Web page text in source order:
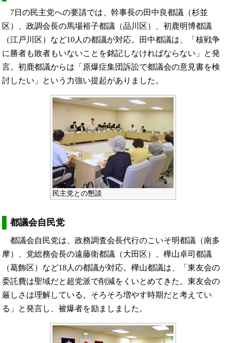
7日の民主党への要請では、幹事長の田中良都議（杉並
区）、政調会長の馬場裕子都議（品川区）、初鹿明博都議
（江戸川区）など10人の都議が対応。田中都議は、「核戦争
に勝者も敗者もいないことを銘記しなければならない」と発
言。初鹿都議からは「原爆症集団訴訟で都議会の意見書を検
討したい」という力強い提起がありました。
民主党との懇談
都議会自民党
都議会自民党は、政務調査会長代行のこいそ明都議（南多
摩）、党総務会長の遠藤衛都議（大田区）、樺山卓司都議
（葛飾区）など18人の都議が対応。樺山都議は、「東友会の
委託費は聖域だと超党派で削減をくいとめてきた。東友会の
厳しさは理解している。そろそろ増やす時期だと考えてい
る」と発言し、被爆者を励ましました。